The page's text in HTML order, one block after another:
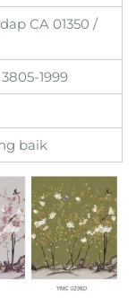
CA 01350 /
1999
baik